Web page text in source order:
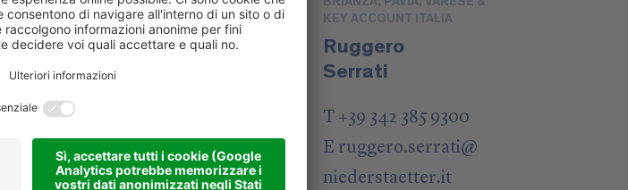
Kratter
KEY ACCOUNT ITALIA
Ruggero
Serrati
T +39 342 385 9300
E ruggero.serrati@
niederstaetter.it